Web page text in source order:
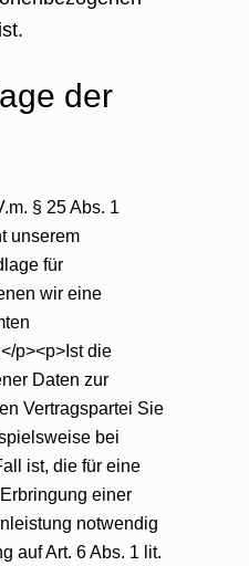
der
§ 25 Abs. 1
unserem
für
wir eine
p><p>Ist die
Daten zur
Vertragspartei Sie
bei
ist, die für eine
einer
notwendig
auf Art. 6 Abs. 1 lit.